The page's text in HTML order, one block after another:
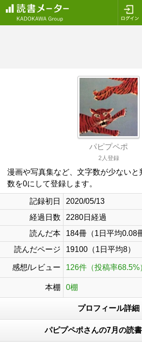
パピプペポ
2人登録
漫画や写真集など、文字数が少ないと
数を0にして登録します。
記録初日
2020/05/13
経過日数
2280日経過
読んだ本
184冊（1日平均0.08
読んだページ
19100（1日平均8）
感想/レビュー 126件（投稿率68.5%
本棚 0棚
プロフィール詳細
パピプペポさんの7月の読